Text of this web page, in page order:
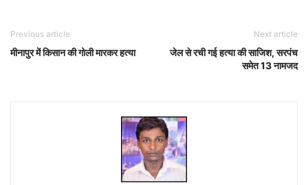
Previous article
मीनापुर में किसान की गोली मारकर हत्या
Next article
जेल से रची गई हत्या की साजिश, सरपंच
समेत 13 नामजद